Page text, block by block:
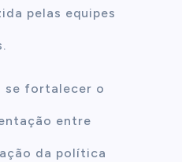
pelas equipes
se fortalecer o
entre
da política